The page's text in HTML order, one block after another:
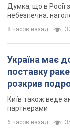
Думка, що в Росії
небезпечна,
8 часов назад
Україна має
поставку
розкрив
Київ також веде
партнерами
6 часов назад